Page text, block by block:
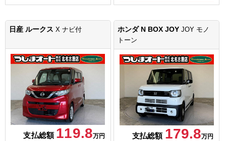
日産 ルークス X ナビ付
支払総額 119.8万円
ホンダ N BOX JOYJOY モノ
トーン
支払総額 179.8万円